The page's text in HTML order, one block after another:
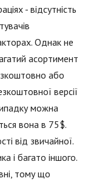
- відсутність
Однак не
асортимент
або
версії
можна
вона в 75$.
від звичайної.
і багато іншого.
тому що